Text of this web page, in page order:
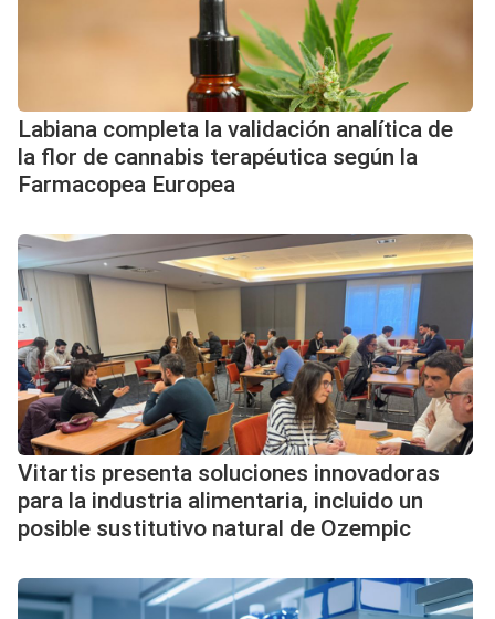
Labiana completa la validación analítica de
la flor de cannabis terapéutica según la
Farmacopea Europea
Vitartis presenta soluciones innovadoras
para la industria alimentaria, incluido un
posible sustitutivo natural de Ozempic